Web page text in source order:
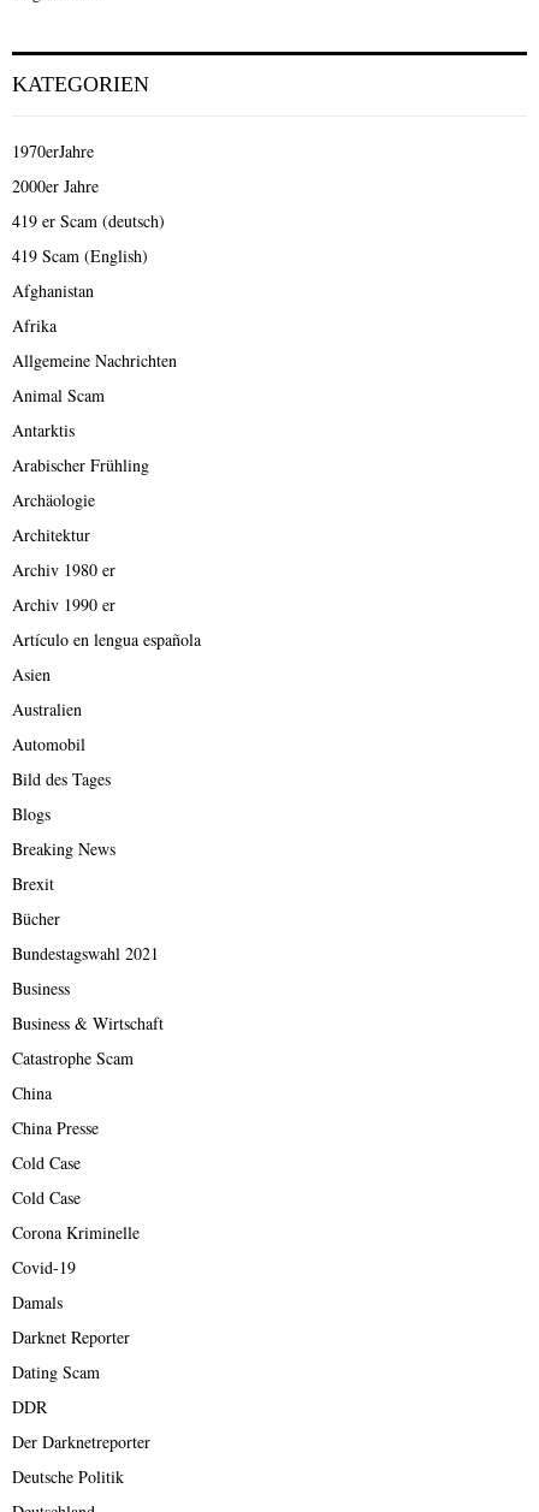
KATEGORIEN
1970erJahre
2000er Jahre
419 er Scam (deutsch)
419 Scam (English)
Afghanistan
Afrika
Allgemeine Nachrichten
Animal Scam
Antarktis
Arabischer Frühling
Archäologie
Architektur
Archiv 1980 er
Archiv 1990 er
Artículo en lengua española
Asien
Australien
Automobil
Bild des Tages
Blogs
Breaking News
Brexit
Bücher
Bundestagswahl 2021
Business
Business & Wirtschaft
Catastrophe Scam
China
China Presse
Cold Case
Cold Case
Corona Kriminelle
Covid-19
Damals
Darknet Reporter
Dating Scam
DDR
Der Darknetreporter
Deutsche Politik